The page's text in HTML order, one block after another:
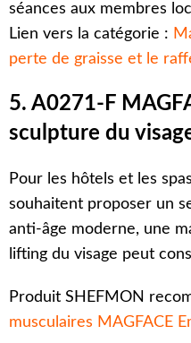
séances aux membres
Lien vers la catégorie :
perte de graisse et le
5. A0271-F
sculpture du
Pour les hôtels et les
souhaitent proposer un
anti-âge moderne, une
lifting du visage peut
Produit SHEFMON
musculaires MAGFACE